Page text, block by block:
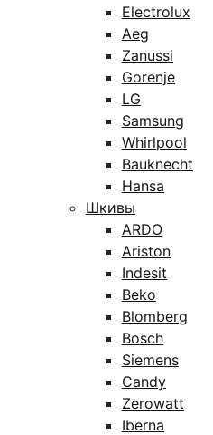
Electrolux
Aeg
Zanussi
Gorenje
LG
Samsung
Whirlpool
Bauknecht
Hansa
Шкивы
ARDO
Ariston
Indesit
Beko
Blomberg
Bosch
Siemens
Candy
Zerowatt
Iberna